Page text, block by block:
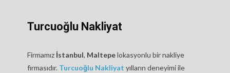
Turcuoğlu Nakliyat
Firmamız İstanbul, Maltepelokasyonlu bir nakliye
firmasıdır. Turcuoğlu Nakliyat yılların deneyimi ile